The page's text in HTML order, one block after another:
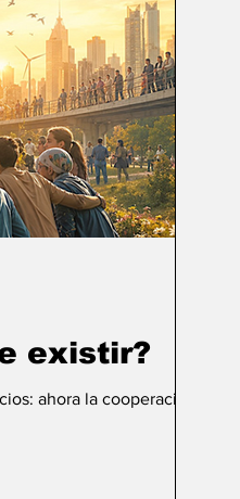
existir?
ahora la cooperación de